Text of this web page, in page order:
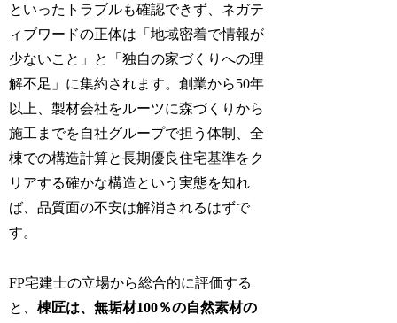
といったトラブルも確認できず、ネガテ
ィブワードの正体は「地域密着で情報が
少ないこと」と「独自の家づくりへの理
解不足」に集約されます。創業から50年
以上、製材会社をルーツに森づくりから
施工までを自社グループで担う体制、全
棟での構造計算と長期優良住宅基準をク
リアする確かな構造という実態を知れ
ば、品質面の不安は解消されるはずで
す。
FP宅建士の立場から総合的に評価する
と、棟匠は、無垢材100％の自然素材の